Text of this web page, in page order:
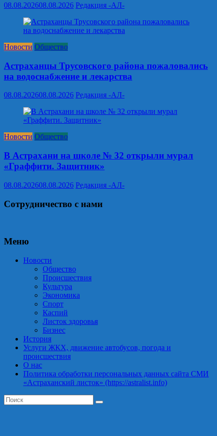
08.08.202608.08.2026 Редакция -АЛ-
Новости Общество
Астраханцы Трусовского района пожаловались
на водоснабжение и лекарства
08.08.202608.08.2026 Редакция -АЛ-
Новости Общество
В Астрахани на школе № 32 открыли мурал
«Граффити. Защитник»
08.08.202608.08.2026 Редакция -АЛ-
Сотрудничество с нами
Меню
Новости
Общество
Происшествия
Культура
Экономика
Спорт
Каспий
Листок здоровья
Бизнес
История
Услуги ЖКХ, движение автобусов, погода и
происшествия
О нас
Политика обработки персональных данных сайта СМИ
«Астраханский листок» (https://astralist.info)